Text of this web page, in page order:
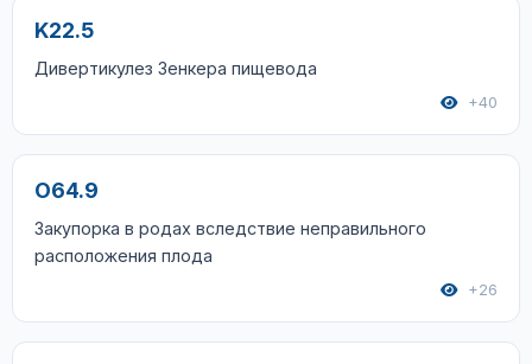
K22.5
Дивертикулез Зенкера пищевода
+40
O64.9
Закупорка в родах вследствие неправильного
расположения плода
+26